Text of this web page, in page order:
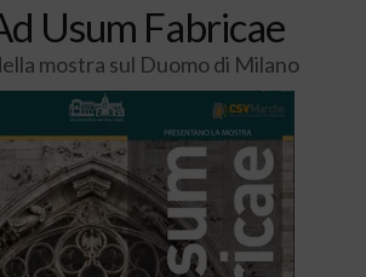
Usum Fabricae
mostra sul Duomo di Milano